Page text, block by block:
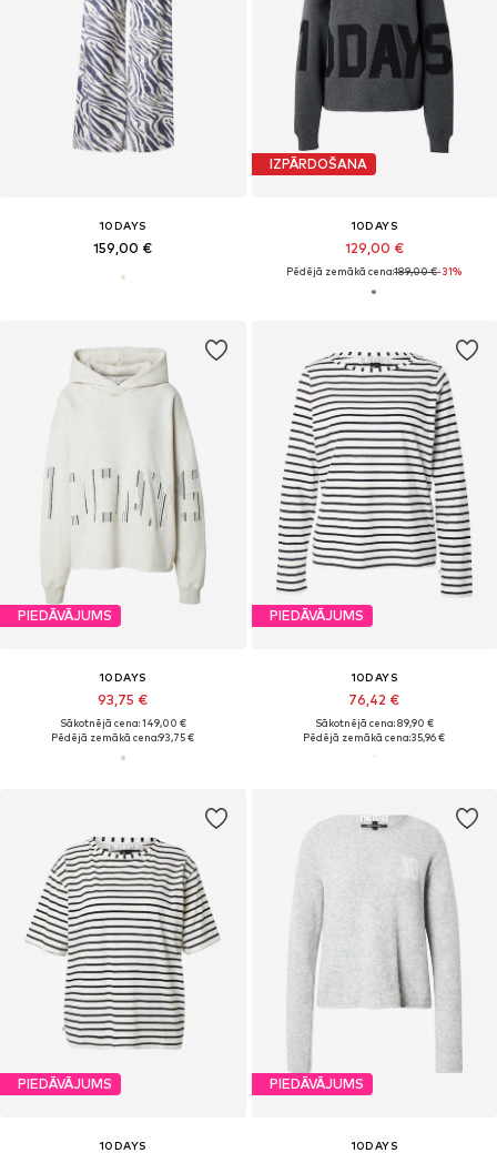
10DAYS
159,00 €
IZPĀRDOŠANA
10DAYS
129,00 €
Pēdējā zemākā cena:189,00 €-31%
PIEDĀVĀJUMS
10DAYS
93,75 €
Sākotnējā cena: 149,00 €
Pēdējā zemākā cena:93,75 €
PIEDĀVĀJUMS
10DAYS
76,42 €
Sākotnējā cena: 89,90 €
Pēdējā zemākā cena:35,96 €
PIEDĀVĀJUMS
10DAYS
PIEDĀVĀJUMS
10DAYS